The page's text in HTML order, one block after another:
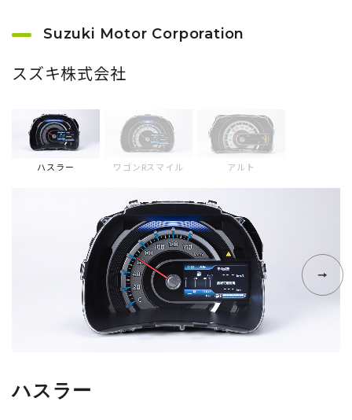
Suzuki Motor Corporation
スズキ株式会社
ハスラー ワゴンRスマイル アルト
ハスラー